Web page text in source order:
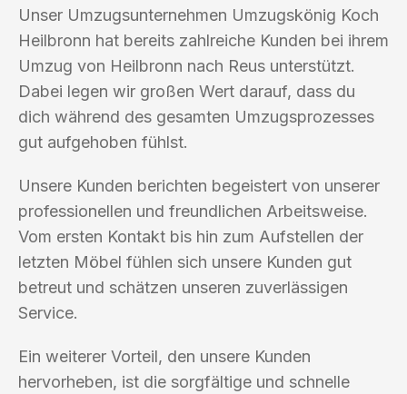
Unser Umzugsunternehmen Umzugskönig Koch
Heilbronn hat bereits zahlreiche Kunden bei ihrem
Umzug von Heilbronn nach Reus unterstützt.
Dabei legen wir großen Wert darauf, dass du
dich während des gesamten Umzugsprozesses
gut aufgehoben fühlst.
Unsere Kunden berichten begeistert von unserer
professionellen und freundlichen Arbeitsweise.
Vom ersten Kontakt bis hin zum Aufstellen der
letzten Möbel fühlen sich unsere Kunden gut
betreut und schätzen unseren zuverlässigen
Service.
Ein weiterer Vorteil, den unsere Kunden
hervorheben, ist die sorgfältige und schnelle